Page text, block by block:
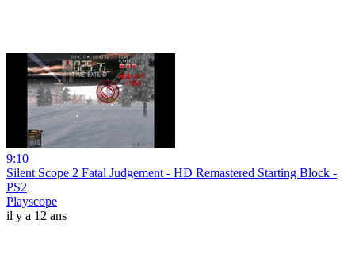
9:10
Silent Scope 2 Fatal Judgement - HD Remastered Starting Block -
PS2
Playscope
il y a 12 ans